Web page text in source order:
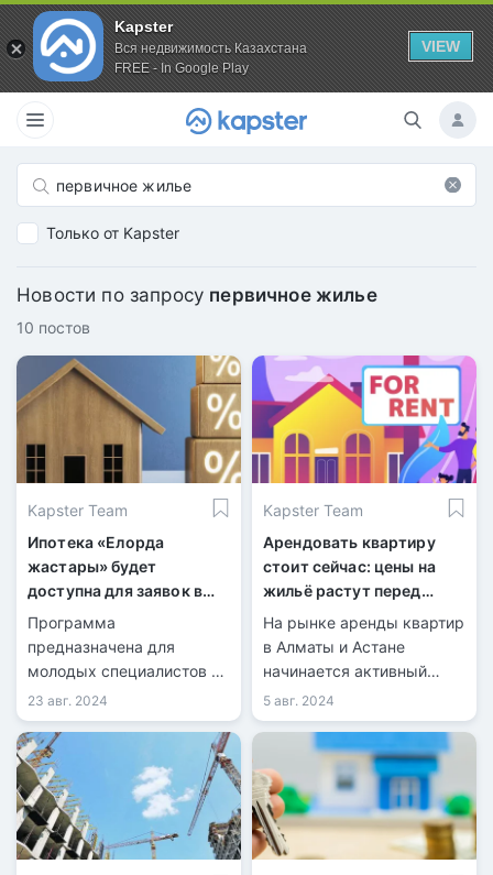
Kapster
Вся недвижимость Казахстана
FREE - In Google Play
VIEW
Только от Kapster
Новости по запросу первичное жилье
10 постов
Kapster Team
Ипотека «Елорда
жастары» будет
доступна для заявок в
сентябре всего на одну
Программа
предназначена для
молодых специалистов из
различных областей.
23 авг. 2024
Kapster Team
Арендовать квартиру
стоит сейчас: цены на
жильё растут перед
осенним сезоном
На рынке аренды квартир
в Алматы и Астане
начинается активный
период спекуляций и
раскрутки цен. Так
происходит ежегодно,
когда арендодатели
готовятся к наплыву
студентов.
5 авг. 2024